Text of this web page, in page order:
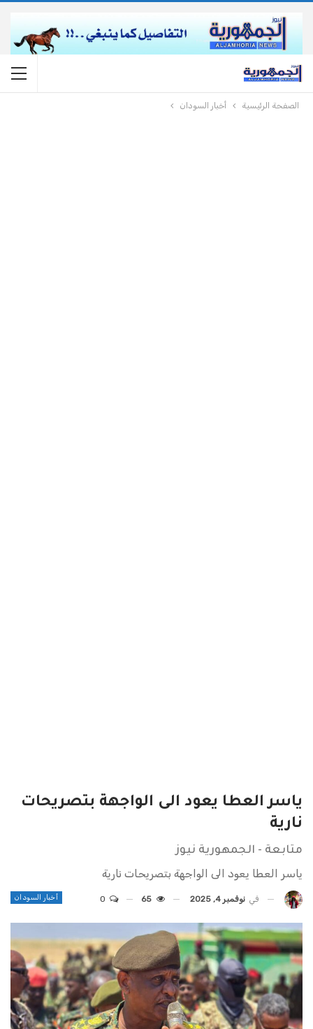
الصفحة الرئيسية أخبار السودان
ياسر العطا يعود الى الواجهة بتصريحات
نارية
متابعة - الجمهورية نيوز
ياسر العطا يعود الى الواجهة بتصريحات نارية
أخبار السودان في نوفمبر 4, 2025 65